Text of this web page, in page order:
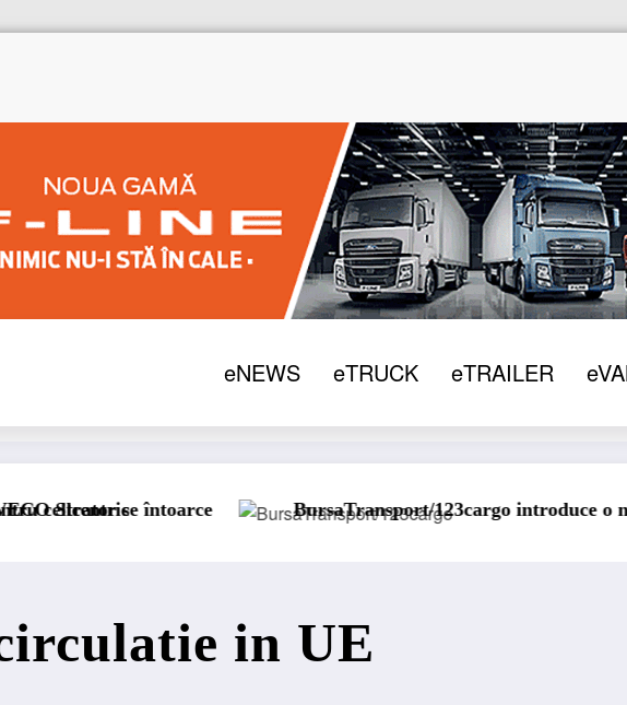
eNEWS eTRUCK eTRAILER
BursaTransport/123cargo introduce o nouă funcționalitateDaimler
in UE